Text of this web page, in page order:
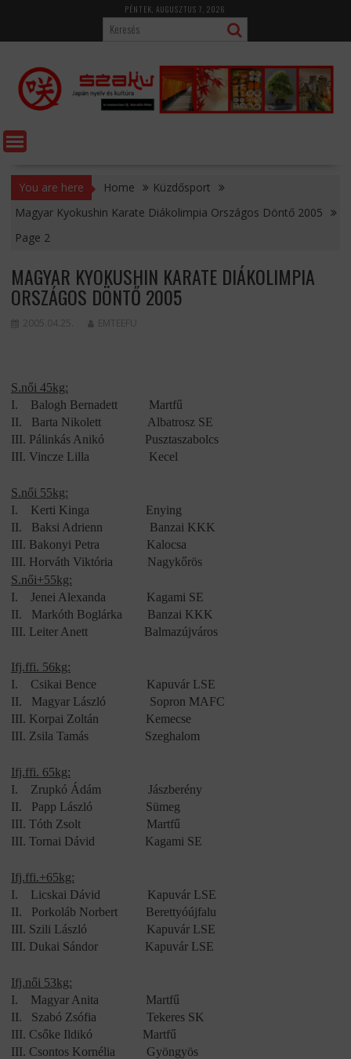
content
PÉNTEK, AUGUSZTUS 7, 2026
You are here Home
Küzdősport
Magyar Kyokushin Karate Diákolimpia Országos Döntő 2005
Page 2
MAGYAR KYOKUSHIN KARATE DIÁKOLIMPIA
ORSZÁGOS DÖNTŐ 2005
2005.04.25. EMTEEFU
S.női 45kg:
I.
Balogh Bernadett
Martfű
II.
Barta Nikolett
Albatrosz SE
III. Pálinkás Anikó
Pusztaszabolcs
III. Vincze Lilla Kecel
S.női 55kg:
I.
Kerti Kinga
Enying
II.
Baksi Adrienn
Banzai KKK
III. Bakonyi Petra
Kalocsa
III. Horváth Viktória
Nagykőrös
S.női+55kg:
I.
Jenei Alexanda
Kagami SE
II.
Markóth Boglárka
Banzai KKK
III. Leiter Anett Balmazújváros
Ifj.ffi. 56kg:
I.
Csikai Bence
Kapuvár LSE
II.
Magyar László
Sopron MAFC
III. Korpai Zoltán
Kemecse
III. Zsila Tamás Szeghalom
Ifj.ffi. 65kg:
I.
Zrupkó Ádám
Jászberény
II.
Papp László
Sümeg
III. Tóth Zsolt
Martfű
III. Tornai Dávid Kagami SE
Ifj.ffi.+65kg:
I.
Licskai Dávid
Kapuvár LSE
II.
Porkoláb Norbert
Berettyóújfalu
III. Szili László
Kapuvár LSE
III. Dukai Sándor Kapuvár LSE
Ifj.női 53kg:
I.
Magyar Anita
Martfű
II.
Szabó Zsófia
Tekeres SK
III. Csőke Ildikó
Martfű
III. Csontos Kornélia Gyöngyös